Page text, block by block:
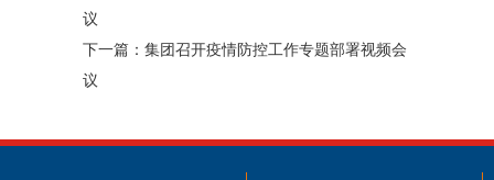
议
下一篇： 集团召开疫情防控工作专题部署视频会
议